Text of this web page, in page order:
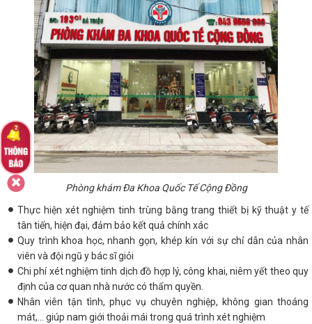
Phòng khám Đa Khoa Quốc Tế Cộng Đồng
Thực hiện xét nghiệm tinh trùng bằng trang thiết bị kỹ thuật y tế
tân tiến, hiện đại, đảm bảo kết quả chính xác
Quy trình khoa học, nhanh gọn, khép kín với sự chỉ dẫn của nhân
viên và đội ngũ y bác sĩ giỏi
Chi phí xét nghiệm tinh dịch đồ hợp lý, công khai, niêm yết theo quy
định của cơ quan nhà nước có thẩm quyền.
Nhân viên tận tình, phục vụ chuyên nghiệp, không gian thoáng
mát,... giúp nam giới thoải mái trong quá trình xét nghiệm